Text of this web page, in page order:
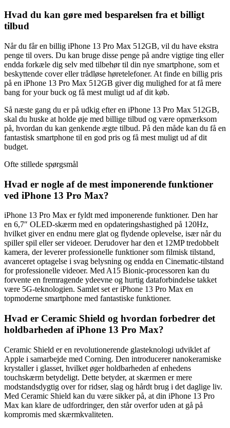
Hvad du kan gøre med besparelsen fra et billigt
tilbud
Når du får en billig iPhone 13 Pro Max 512GB, vil du have ekstra
penge til overs. Du kan bruge disse penge på andre vigtige ting eller
endda forkæle dig selv med tilbehør til din nye smartphone, som et
beskyttende cover eller trådløse høretelefoner. At finde en billig pris
på en iPhone 13 Pro Max 512GB giver dig mulighed for at få mere
bang for your buck og få mest muligt ud af dit køb.
Så næste gang du er på udkig efter en iPhone 13 Pro Max 512GB,
skal du huske at holde øje med billige tilbud og være opmærksom
på, hvordan du kan genkende ægte tilbud. På den måde kan du få en
fantastisk smartphone til en god pris og få mest muligt ud af dit
budget.
Ofte stillede spørgsmål
Hvad er nogle af de mest imponerende funktioner
ved iPhone 13 Pro Max?
iPhone 13 Pro Max er fyldt med imponerende funktioner. Den har
en 6,7″ OLED-skærm med en opdateringshastighed på 120Hz,
hvilket giver en endnu mere glat og flydende oplevelse, især når du
spiller spil eller ser videoer. Derudover har den et 12MP tredobbelt
kamera, der leverer professionelle funktioner som filmisk tilstand,
avanceret optagelse i svag belysning og endda en Cinematic-tilstand
for professionelle videoer. Med A15 Bionic-processoren kan du
forvente en fremragende ydeevne og hurtig dataforbindelse takket
være 5G-teknologien. Samlet set er iPhone 13 Pro Max en
topmoderne smartphone med fantastiske funktioner.
Hvad er Ceramic Shield og hvordan forbedrer det
holdbarheden af iPhone 13 Pro Max?
Ceramic Shield er en revolutionerende glasteknologi udviklet af
Apple i samarbejde med Corning. Den introducerer nanokeramiske
krystaller i glasset, hvilket øger holdbarheden af enhedens
touchskærm betydeligt. Dette betyder, at skærmen er mere
modstandsdygtig over for ridser, slag og hårdt brug i det daglige liv.
Med Ceramic Shield kan du være sikker på, at din iPhone 13 Pro
Max kan klare de udfordringer, den står overfor uden at gå på
kompromis med skærmkvaliteten.